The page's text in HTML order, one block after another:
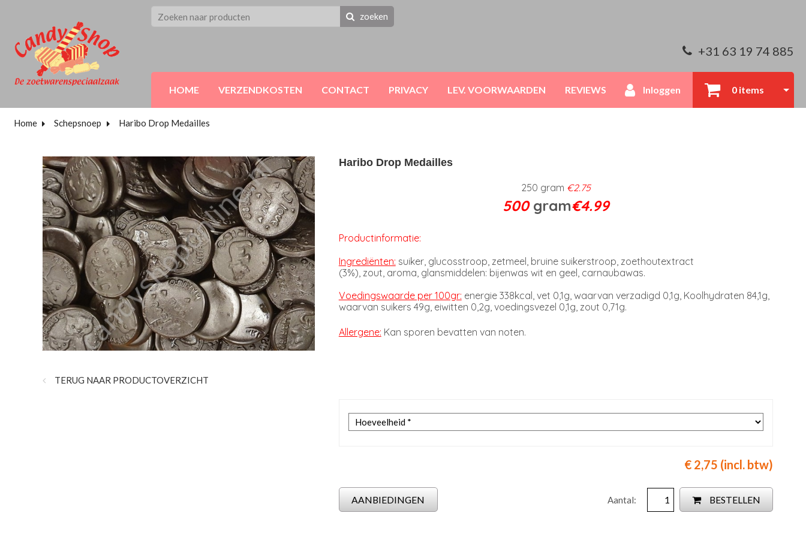
zoeken
+31 63 19 74 885
HOME VERZENDKOSTEN CONTACT PRIVACY LEV. VOORWAARDEN REVIEWS Inloggen 0 items
Home Schepsnoep Haribo Drop Medailles
TERUG NAAR PRODUCTOVERZICHT
Haribo Drop Medailles
250 gram €2.75
500 gram€4.99
Productinformatie:
Ingrediënten: suiker, glucosstroop, zetmeel, bruine suikerstroop, zoethoutextract
(3%), zout, aroma, glansmiddelen: bijenwas wit en geel, carnaubawas.
Voedingswaarde per 100gr: energie 338kcal, vet 0,1g, waarvan verzadigd 0,1g, Koolhydraten 84,1g,
waarvan suikers 49g, eiwitten 0,2g, voedingsvezel 0,1g, zout 0,71g.
Allergene: Kan sporen bevatten van noten.
€ 2,75 (incl. btw)
Aantal: BESTELLEN
AANBIEDINGEN